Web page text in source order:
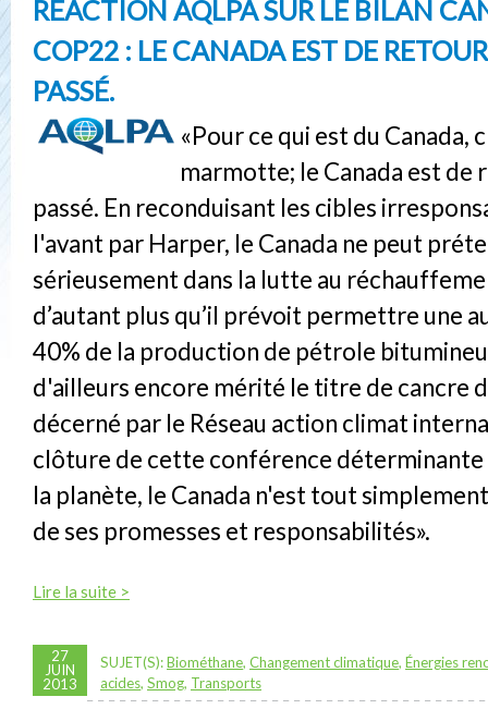
RÉACTION AQLPA SUR LE BILAN
COP22 : LE CANADA EST DE
PASSÉ.
«Pour ce qui est du Canada,
marmotte; le Canada est de
passé. En reconduisant les cibles
l'avant par Harper, le Canada ne peut
sérieusement dans la lutte au
d’autant plus qu’il prévoit permettre une
40% de la production de pétrole
d'ailleurs encore mérité le titre de cancre
décerné par le Réseau action climat
clôture de cette conférence
la planète, le Canada n'est tout
de ses promesses et responsabilités».
Lire la suite >
27
JUIN
2013
SUJET(S):Biométhane, Changement climatique, Énergies
acides, Smog, Transports